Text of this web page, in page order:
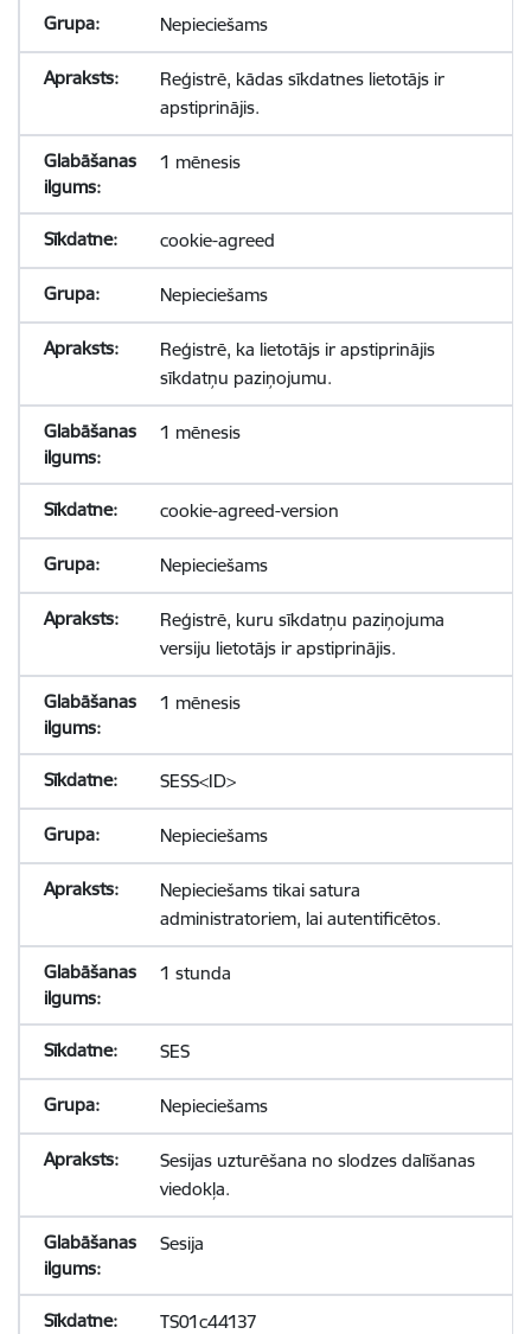
Nepieciešams
Reģistrē, kādas sīkdatnes lietotājs ir
apstiprinājis.
1 mēnesis
cookie-agreed
Nepieciešams
Reģistrē, ka lietotājs ir apstiprinājis
sīkdatņu paziņojumu.
1 mēnesis
cookie-agreed-version
Nepieciešams
Reģistrē, kuru sīkdatņu paziņojuma
versiju lietotājs ir apstiprinājis.
1 mēnesis
SESS<ID>
Nepieciešams
Nepieciešams tikai satura
administratoriem, lai autentificētos.
1 stunda
SES
Nepieciešams
Sesijas uzturēšana no slodzes dalīšanas
viedokļa.
Sesija
TS01c44137